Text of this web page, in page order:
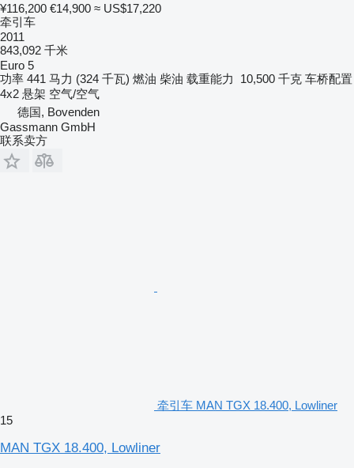
¥116,200 €14,900 ≈ US$17,220
牵引车
2011
843,092 千米
Euro 5
功率 441 马力 (324 千瓦) 燃油 柴油 载重能力 10,500 千克 车桥配置
4x2 悬架 空气/空气
德国, Bovenden
Gassmann GmbH
联系卖方
牵引车 MAN TGX 18.400, Lowliner
15
MAN TGX 18.400, Lowliner